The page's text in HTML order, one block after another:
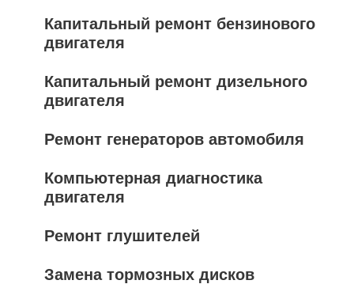
Капитальный ремонт бензинового
двигателя
Капитальный ремонт дизельного
двигателя
Ремонт генераторов автомобиля
Компьютерная диагностика
двигателя
Ремонт глушителей
Замена тормозных дисков